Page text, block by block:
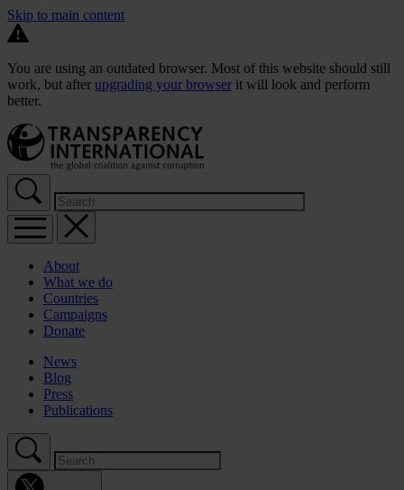
Skip to main content
You are using an outdated browser. Most of this website should still
work, but after upgrading your browser it will look and perform
better.
About
What we do
Countries
Campaigns
Donate
News
Blog
Press
Publications